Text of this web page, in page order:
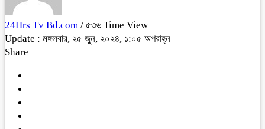
24Hrs Tv Bd.com / ৫৩৬ Time View
Update : মঙ্গলবার, ২৫ জুন, ২০২৪, ১:০৫ অপরাহ্ন
Share